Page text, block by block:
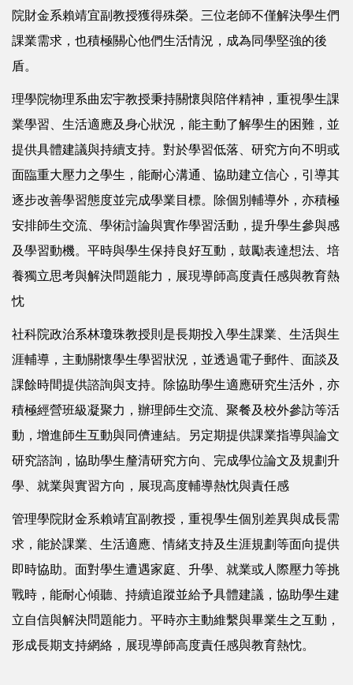
院財金系賴靖宜副教授獲得殊榮。三位老師不僅解決學生們
課業需求，也積極關心他們生活情況，成為同學堅強的後
盾。
理學院物理系曲宏宇教授秉持關懷與陪伴精神，重視學生課
業學習、生活適應及身心狀況，能主動了解學生的困難，並
提供具體建議與持續支持。對於學習低落、研究方向不明或
面臨重大壓力之學生，能耐心溝通、協助建立信心，引導其
逐步改善學習態度並完成學業目標。除個別輔導外，亦積極
安排師生交流、學術討論與實作學習活動，提升學生參與感
及學習動機。平時與學生保持良好互動，鼓勵表達想法、培
養獨立思考與解決問題能力，展現導師高度責任感與教育熱
忱
社科院政治系林瓊珠教授則是長期投入學生課業、生活與生
涯輔導，主動關懷學生學習狀況，並透過電子郵件、面談及
課餘時間提供諮詢與支持。除協助學生適應研究生活外，亦
積極經營班級凝聚力，辦理師生交流、聚餐及校外參訪等活
動，增進師生互動與同儕連結。另定期提供課業指導與論文
研究諮詢，協助學生釐清研究方向、完成學位論文及規劃升
學、就業與實習方向，展現高度輔導熱忱與責任感
管理學院財金系賴靖宜副教授，重視學生個別差異與成長需
求，能於課業、生活適應、情緒支持及生涯規劃等面向提供
即時協助。面對學生遭遇家庭、升學、就業或人際壓力等挑
戰時，能耐心傾聽、持續追蹤並給予具體建議，協助學生建
立自信與解決問題能力。平時亦主動維繫與畢業生之互動，
形成長期支持網絡，展現導師高度責任感與教育熱忱。